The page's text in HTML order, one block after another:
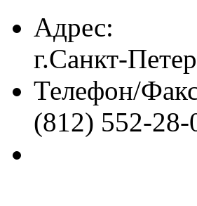
Адрес:
г.Санкт-
Телефон/
(812) 552-